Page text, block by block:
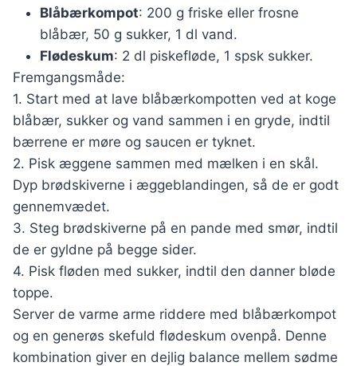
Blåbærkompot: 200 g friske eller frosne
blåbær, 50 g sukker, 1 dl vand.
Flødeskum: 2 dl piskefløde, 1 spsk sukker.
Fremgangsmåde:
1. Start med at lave blåbærkompotten ved at koge
blåbær, sukker og vand sammen i en gryde, indtil
bærrene er møre og saucen er tyknet.
2. Pisk æggene sammen med mælken i en skål.
Dyp brødskiverne i æggeblandingen, så de er godt
gennemvædet.
3. Steg brødskiverne på en pande med smør, indtil
de er gyldne på begge sider.
4. Pisk fløden med sukker, indtil den danner bløde
toppe.
Server de varme arme riddere med blåbærkompot
og en generøs skefuld flødeskum ovenpå. Denne
kombination giver en dejlig balance mellem sødme